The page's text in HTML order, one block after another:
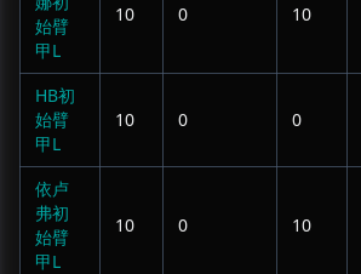
始臂
甲L
10 0 10
HB初
始臂
甲L
10 0 0
依卢
弗初
始臂
甲L
10 0 10